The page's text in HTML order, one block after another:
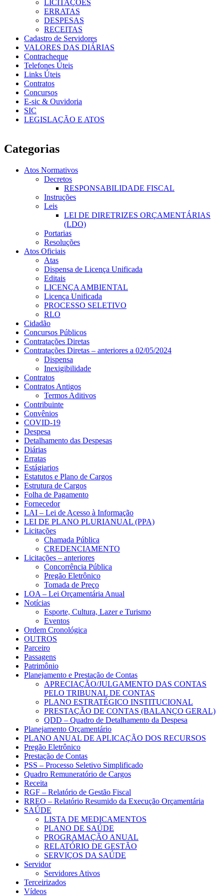
LICITAÇÕES
ERRATAS
DESPESAS
RECEITAS
Cadastro de Servidores
VALORES DAS DIÁRIAS
Contracheque
Telefones Úteis
Links Úteis
Contratos
Concursos
E-sic & Ouvidoria
SIC
LEGISLAÇÃO E ATOS
Categorias
Atos Normativos
Decretos
RESPONSABILIDADE FISCAL
Instruções
Leis
LEI DE DIRETRIZES ORÇAMENTÁRIAS
(LDO)
Portarias
Resoluções
Atos Oficiais
Atas
Dispensa de Licença Unificada
Editais
LICENÇA AMBIENTAL
Licença Unificada
PROCESSO SELETIVO
RLO
Cidadão
Concursos Públicos
Contratações Diretas
Contratações Diretas – anteriores a 02/05/2024
Dispensa
Inexigibilidade
Contratos
Contratos Antigos
Termos Aditivos
Contribuinte
Convênios
COVID-19
Despesa
Detalhamento das Despesas
Diárias
Erratas
Estágiarios
Estatutos e Plano de Cargos
Estrutura de Cargos
Folha de Pagamento
Fornecedor
LAI – Lei de Acesso à Informação
LEI DE PLANO PLURIANUAL (PPA)
Licitações
Chamada Pública
CREDENCIAMENTO
Licitações – anteriores
Concorrência Pública
Pregão Eletrônico
Tomada de Preço
LOA – Lei Orçamentária Anual
Notícias
Esporte, Cultura, Lazer e Turismo
Eventos
Ordem Cronológica
OUTROS
Parceiro
Passagens
Patrimônio
Planejamento e Prestação de Contas
APRECIAÇÃO/JULGAMENTO DAS CONTAS
PELO TRIBUNAL DE CONTAS
PLANO ESTRATÉGICO INSTITUCIONAL
PRESTAÇÃO DE CONTAS (BALANÇO GERAL)
QDD – Quadro de Detalhamento da Despesa
Planejamento Orçamentário
PLANO ANUAL DE APLICAÇÃO DOS RECURSOS
Pregão Eletrônico
Prestação de Contas
PSS – Processo Seletivo Simplificado
Quadro Remuneratório de Cargos
Receita
RGF – Relatório de Gestão Fiscal
RREO – Relatório Resumido da Execução Orçamentária
SAÚDE
LISTA DE MEDICAMENTOS
PLANO DE SAÚDE
PROGRAMAÇÃO ANUAL
RELATÓRIO DE GESTÃO
SERVIÇOS DA SAÚDE
Servidor
Servidores Ativos
Terceirizados
Vídeos